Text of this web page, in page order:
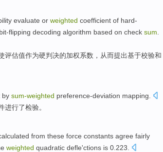
evaluate or weighted coefficient of hard-
bit-flipping decoding algorithm based on check sum
评估值作为硬判决的加权系数 ， 从而提出基于校验和
by sum-weighted preference-deviation mapping
进行了检验。
from these force constants agree fairly
weighted quadratic defle'ctions is 0.223.